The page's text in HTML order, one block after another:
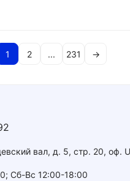
1 2 ... 231 →
вал, д. 5, стр. 20, оф.
Сб-Вс 12:00-18:00